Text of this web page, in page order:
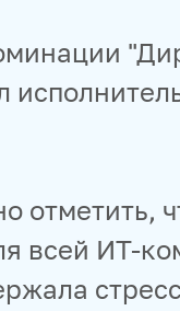
отметить,
всей ИТ-